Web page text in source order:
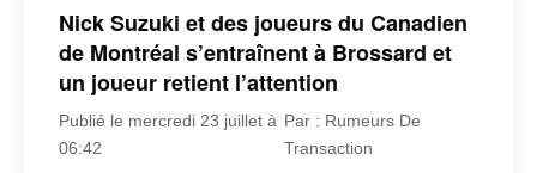
Nick Suzuki et des joueurs du Canadien
de Montréal s’entraînent à Brossard et
un joueur retient l’attention
Publié le mercredi 23 juillet à
06:42
Par : Rumeurs De
Transaction